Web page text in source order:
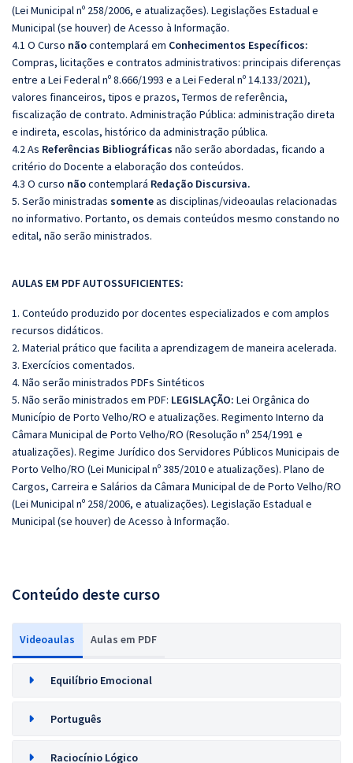
(Lei Municipal nº 258/2006, e atualizações). Legislações Estadual e
Municipal (se houver) de Acesso à Informação.
4.1 O Curso nãocontemplará em Conhecimentos Específicos:
Compras, licitações e contratos administrativos: principais diferenças
entre a Lei Federal nº 8.666/1993 e a Lei Federal nº 14.133/2021),
valores financeiros, tipos e prazos, Termos de referência,
fiscalização de contrato. Administração Pública: administração direta
e indireta, escolas, histórico da administração pública.
4.2 As Referências Bibliográficas não serão abordadas, ficando a
critério do Docente a elaboração dos conteúdos.
4.3 O curso nãocontemplará Redação Discursiva.
5. Serão ministradas somenteas disciplinas/videoaulas relacionadas
no informativo. Portanto, os demais conteúdos mesmo constando no
edital, não serão ministrados.
AULAS EM PDF AUTOSSUFICIENTES:
1. Conteúdo produzido por docentes especializados e com amplos
recursos didáticos.
2. Material prático que facilita a aprendizagem de maneira acelerada.
3. Exercícios comentados.
4. Não serão ministrados PDFs Sintéticos
5. Não serão ministrados em PDF: LEGISLAÇÃO: Lei Orgânica do
Município de Porto Velho/RO e atualizações. Regimento Interno da
Câmara Municipal de Porto Velho/RO (Resolução nº 254/1991 e
atualizações). Regime Jurídico dos Servidores Públicos Municipais de
Porto Velho/RO (Lei Municipal nº 385/2010 e atualizações). Plano de
Cargos, Carreira e Salários da Câmara Municipal de de Porto Velho/RO
(Lei Municipal nº 258/2006, e atualizações). Legislação Estadual e
Municipal (se houver) de Acesso à Informação.
Conteúdo deste curso
Videoaulas Aulas em PDF
Equilíbrio Emocional
Português
Raciocínio Lógico